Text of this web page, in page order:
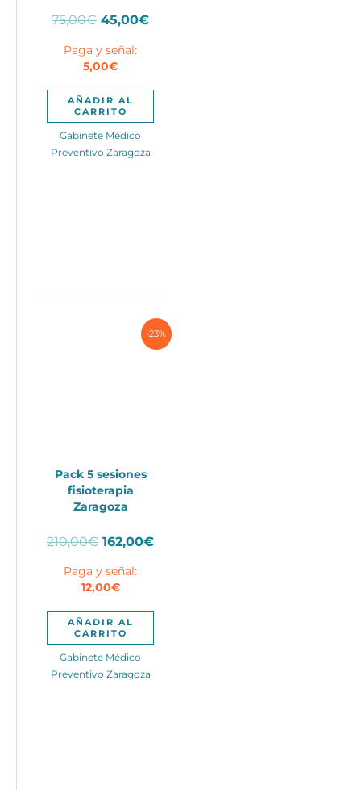
75,00€ El
original
era:
75,00€.
45,00€El
45,00€.
Paga y señal:
5,00€
AÑADIR AL
CARRITO
Gabinete Médico
Preventivo Zaragoza
-23%
Pack 5 sesiones
fisioterapia
Zaragoza
210,00€ El
original
era:
210,00€.
162,00€El
162,00€.
Paga y señal:
12,00€
AÑADIR AL
CARRITO
Gabinete Médico
Preventivo Zaragoza